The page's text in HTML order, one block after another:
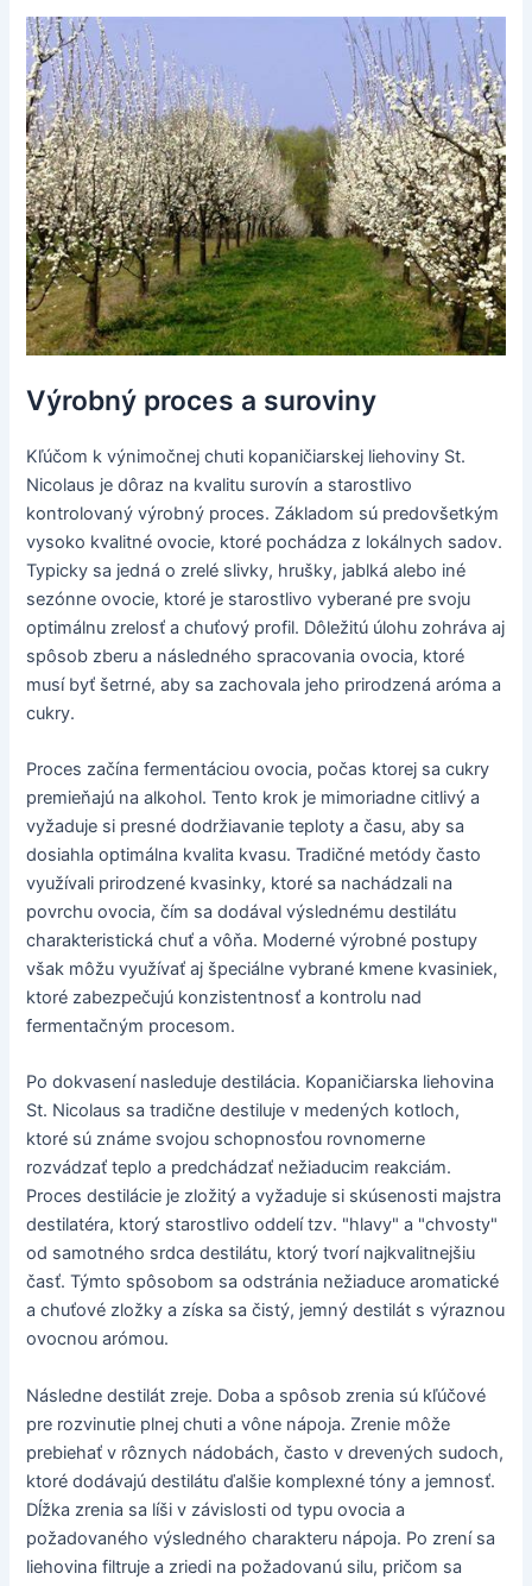
Výrobný proces a suroviny
Kľúčom k výnimočnej chuti kopaničiarskej liehoviny St.
Nicolaus je dôraz na kvalitu surovín a starostlivo
kontrolovaný výrobný proces. Základom sú predovšetkým
vysoko kvalitné ovocie, ktoré pochádza z lokálnych sadov.
Typicky sa jedná o zrelé slivky, hrušky, jablká alebo iné
sezónne ovocie, ktoré je starostlivo vyberané pre svoju
optimálnu zrelosť a chuťový profil. Dôležitú úlohu zohráva aj
spôsob zberu a následného spracovania ovocia, ktoré
musí byť šetrné, aby sa zachovala jeho prirodzená aróma a
cukry.
Proces začína fermentáciou ovocia, počas ktorej sa cukry
premieňajú na alkohol. Tento krok je mimoriadne citlivý a
vyžaduje si presné dodržiavanie teploty a času, aby sa
dosiahla optimálna kvalita kvasu. Tradičné metódy často
využívali prirodzené kvasinky, ktoré sa nachádzali na
povrchu ovocia, čím sa dodával výslednému destilátu
charakteristická chuť a vôňa. Moderné výrobné postupy
však môžu využívať aj špeciálne vybrané kmene kvasiniek,
ktoré zabezpečujú konzistentnosť a kontrolu nad
fermentačným procesom.
Po dokvasení nasleduje destilácia. Kopaničiarska liehovina
St. Nicolaus sa tradične destiluje v medených kotloch,
ktoré sú známe svojou schopnosťou rovnomerne
rozvádzať teplo a predchádzať nežiaducim reakciám.
Proces destilácie je zložitý a vyžaduje si skúsenosti majstra
destilatéra, ktorý starostlivo oddelí tzv. "hlavy" a "chvosty"
od samotného srdca destilátu, ktorý tvorí najkvalitnejšiu
časť. Týmto spôsobom sa odstránia nežiaduce aromatické
a chuťové zložky a získa sa čistý, jemný destilát s výraznou
ovocnou arómou.
Následne destilát zreje. Doba a spôsob zrenia sú kľúčové
pre rozvinutie plnej chuti a vône nápoja. Zrenie môže
prebiehať v rôznych nádobách, často v drevených sudoch,
ktoré dodávajú destilátu ďalšie komplexné tóny a jemnosť.
Dĺžka zrenia sa líši v závislosti od typu ovocia a
požadovaného výsledného charakteru nápoja. Po zrení sa
liehovina filtruje a zriedi na požadovanú silu, pričom sa